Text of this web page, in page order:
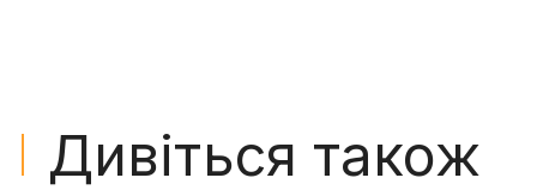
Дивіться також